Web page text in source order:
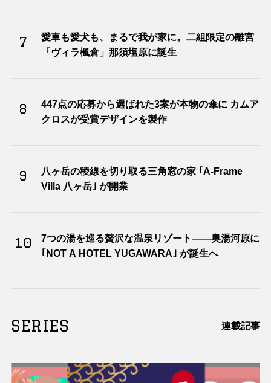
7
愛車も愛犬も、まるで我が家に。二組限定の離宮
「ヴィラ楓倉」那須塩原に誕生
8
447点の応募から選ばれた3案が本物の傘に カムア
クロスが受賞デザインを製作
9
八ヶ岳の稜線を切り取る三角窓の家 ｢A-Frame
Villa 八ヶ岳｣ が開業
10
7つの湯を巡る贅沢な温泉リゾート――奥湯河原に
｢NOT A HOTEL YUGAWARA｣ が誕生へ
SERIES 連載記事